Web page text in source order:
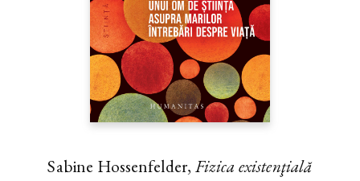
Sabine Hossenfelder, Fizica existenţială